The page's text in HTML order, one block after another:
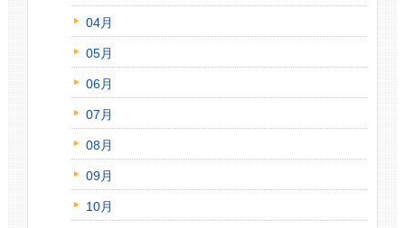
04月
05月
06月
07月
08月
09月
10月